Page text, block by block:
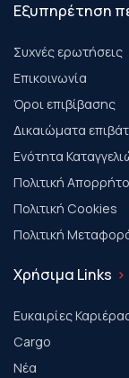
Εξυπηρέτηση
Συχνές ερωτήσεις
Επικοινωνία
Όροι επιβίβασης
Δικαιώματα
Ενότητα
Πολιτική
Πολιτική Cookies
Πολιτική
Χρήσιμα Links
Ευκαιρίες
Cargo
Νέα